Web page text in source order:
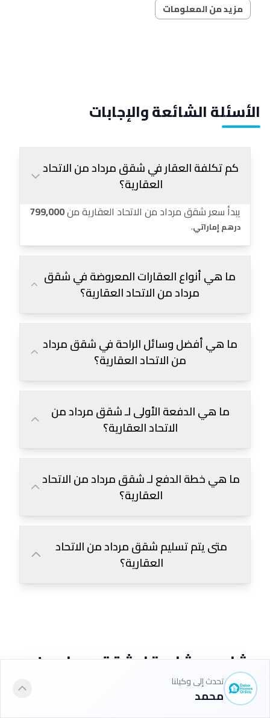
تحدث إلى وكيلنا
محمد
مزيد من المعلومات
الأسئلة الشائعة والإجابات
كم تكلفة العقار في شقق مرداد من الاتحاد
العقارية؟
يبدأ سعر شقق مرداد من الاتحاد العقارية من799,000
درهم إماراتي.
ما هي أنواع العقارات المعروضة في شقق
مرداد من الاتحاد العقارية؟
ما هي أفضل وسائل الراحة في شقق مرداد
من الاتحاد العقارية؟
ما هي الدفعة الأولى لـ شقق مرداد من
الاتحاد العقارية؟
ما هي خطة الدفع لـ شقق مرداد من الاتحاد
العقارية؟
متى يتم تسليم شقق مرداد من الاتحاد
العقارية؟
مشاريع مشابهة لـ شقق مرداد من
الاتحاد العقارية